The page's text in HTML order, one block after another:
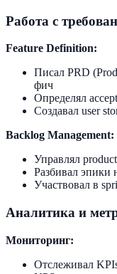
Работа с
Feature Definition:
Писал PRD
фич
Определял
Создавал user
Backlog Management:
Управлял
Разбивал эпики
Участвовал в
Аналитика и
Мониторинг:
Отслеживал